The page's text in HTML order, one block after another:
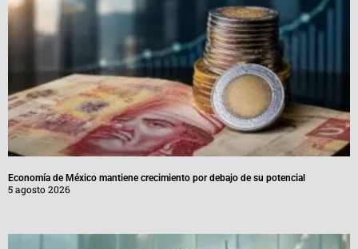
Economía de México mantiene crecimiento por debajo de su potencial
5 agosto 2026